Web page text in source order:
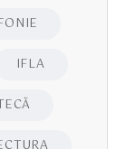
IFLA